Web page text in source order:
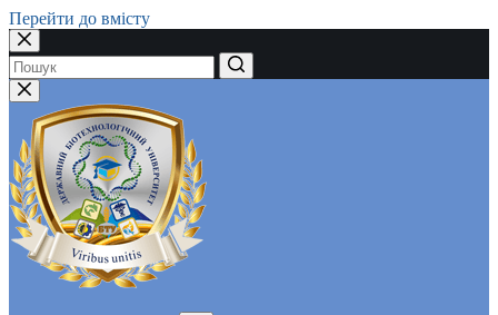
Перейти до вмісту
Немає
результатів